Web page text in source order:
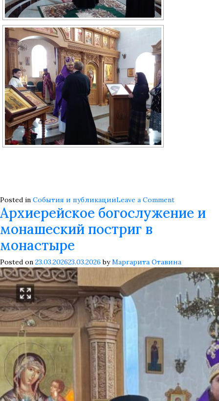
Posted in События и публикацииLeave a Commenton
Поста
Архиерейское богослужение и
монашеский постриг в
монастыре
Posted on 23.03.202623.03.2026 byМаргарита Отавина